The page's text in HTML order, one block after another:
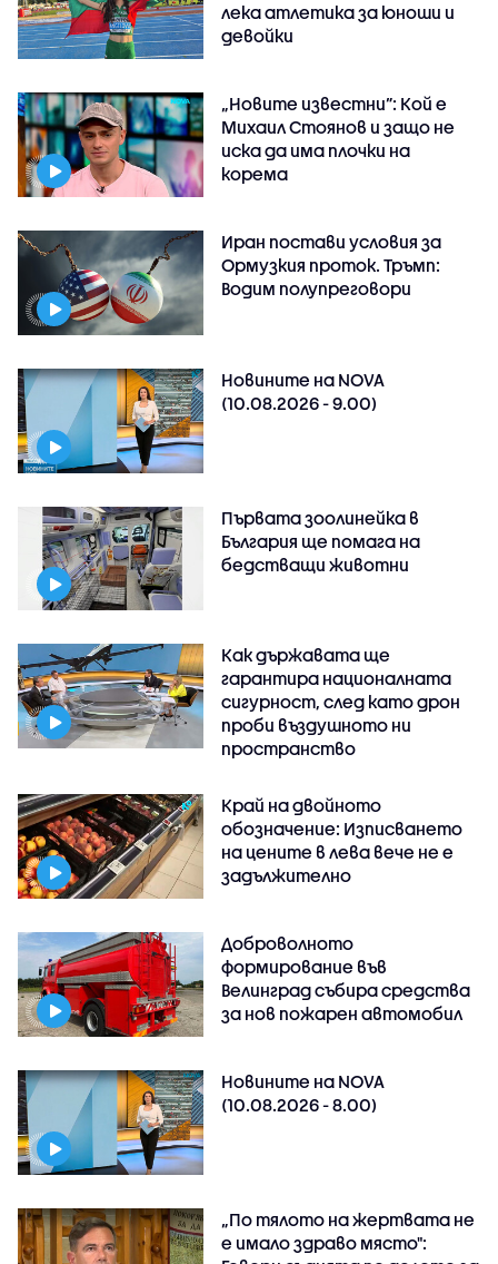
лека атлетика за юноши и
девойки
„Новите известни”: Кой е
Михаил Стоянов и защо не
иска да има плочки на
корема
Иран постави условия за
Ормузкия проток. Тръмп:
Водим полупреговори
Новините на NOVA
(10.08.2026 - 9.00)
Първата зоолинейка в
България ще помага на
бедстващи животни
Как държавата ще
гарантира националната
сигурност, след като дрон
проби въздушното ни
пространство
Край на двойното
обозначение: Изписването
на цените в лева вече не е
задължително
Доброволното
формирование във
Велинград събира средства
за нов пожарен автомобил
Новините на NOVA
(10.08.2026 - 8.00)
„По тялото на жертвата не
е имало здраво място":